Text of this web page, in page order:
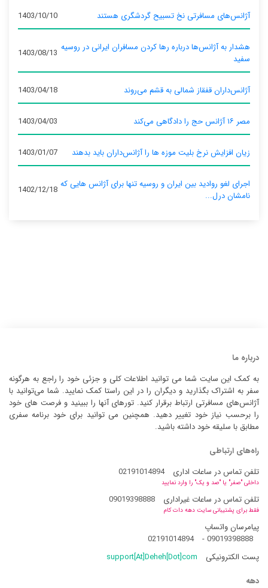
آژانس‌های مسافرتی نخ تسبیح گردشگری هستند 1403/10/10
هشدار به آژانس‌ها درباره رها کردن مسافران ایرانی در روسیه
سفید
1403/08/13
آژانس‌داران قفقاز شمالی به قشم می‌روند 1403/04/18
مصر ۱۶ آژانس حج را دادگاهی می‌کند 1403/04/03
زیان افزایش نرخ بلیت موزه ها را آژانس‌داران باید بدهند 1403/01/07
اجرای لغو روادید بین ایران و روسیه تنها برای آژانس‌ هایی که
نامشان درل...
1402/12/18
درباره ما
به کمک این سایت شما می توانید اطلاعات کلی و جزئی خود را راجع به هرگونه
سفر به اشتراک بگذارید و دیگران را در این راستا کمک نمایید. شما می‌توانید با
آژانس‌های مسافرتی ارتباط برقرار کنید. تورهای آنها را ببینید و فرصت های خود
را برحسب نیاز خود تغییر دهید. همچنین می توانید برای خود برنامه سفری
مطابق با سلیقه خود داشته باشید.
راه‌های ارتباطی
تلفن تماس در ساعات اداری
02191014894
داخلی "صفر" یا "صد و یک" را وارد نمایید
تلفن تماس در ساعات غیراداری 09019398888
فقط برای پشتیبانی سایت دهه دات کام
پیامرسان واتساپ
09019398888
-
02191014894
پست الکترونیکی
support[At]Deheh[Dot]com
دهه